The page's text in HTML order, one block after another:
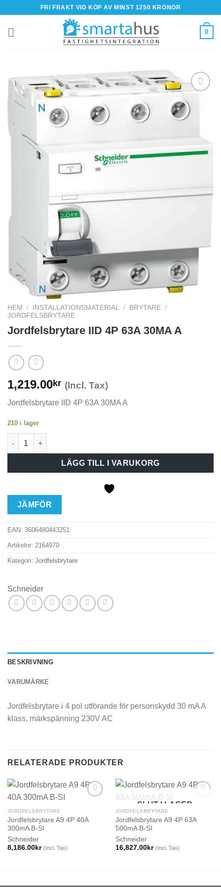
content
FRI FRAKT VID KÖP AV MINST 1250 KRONOR
0
HEM / INSTALLATIONSMATERIAL / BRYTARE /
JORDFELSBRYTARE
Jordfelsbrytare IID 4P 63A 30MA A
1,219.00kr (Incl. Tax)
Jordfelsbrytare IID 4P 63A 30MA A
210 i lager
Jordfelsbrytare IID 4P 63A 30MA A mängd
LÄGG TILL I VARUKORG
JÄMFÖR
EAN: 3606480443251
Artikelnr: 2164970
Kategori: Jordfelsbrytare
Schneider
BESKRIVNING
VARUMÄRKE
Jordfelsbrytare i 4 pol utförande för personskydd 30 mA A
klass, märkspänning 230V AC
RELATERADE PRODUKTER
JORDFELSBRYTARE
Jordfelsbrytare A9 4P 40A
300mA B-SI
Schneider
8,186.00kr (Incl. Tax)
SLUT I LAGER
JORDFELSBRYTARE
Jordfelsbrytare A9 4P 63A
500mA B-SI
Schneider
16,827.00kr (Incl. Tax)